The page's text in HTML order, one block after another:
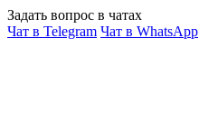
Задать вопрос в чатах
Чат в Telegram Чат в WhatsApp